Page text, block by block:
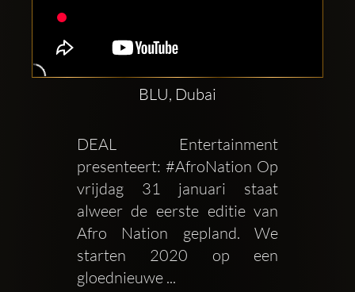
BLU, Dubai
DEAL Entertainment
presenteert: #AfroNation Op
vrijdag 31 januari staat
alweer de eerste editie van
Afro Nation gepland. We
starten 2020 op een
gloednieuwe ...